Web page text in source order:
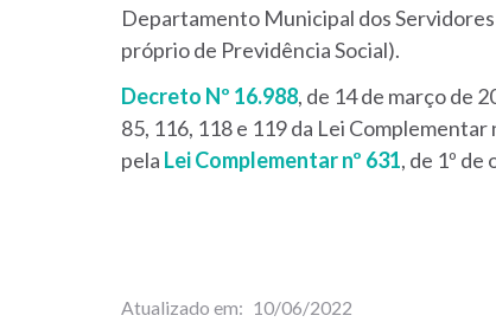
Departamento Municipal dos
próprio de Previdência Social).
Decreto Nº 16.988, de 14 de março de
85, 116, 118 e 119 da Lei
pela Lei Complementar nº 631, de 1º
Atualizado em 10/06/2022